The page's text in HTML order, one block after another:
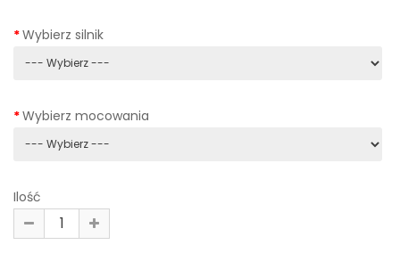
Wybierz silnik
Wybierz mocowania
Ilość